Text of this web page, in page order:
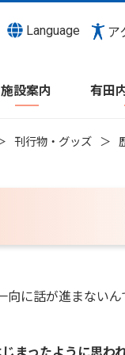
Language ア
施設案内 有田
刊行物・グッズ
に話が進まないん